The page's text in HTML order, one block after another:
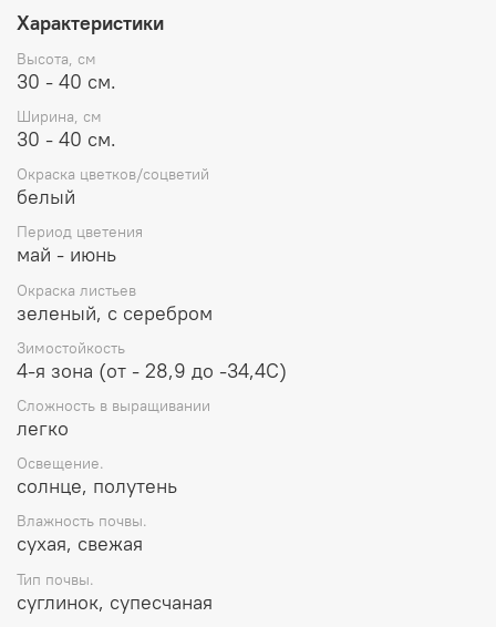
Характеристики
Высота, см
30 - 40 см.
Ширина, см
30 - 40 см.
Окраска цветков/соцветий
белый
Период цветения
май - июнь
Окраска листьев
зеленый, с серебром
Зимостойкость
4-я зона (от - 28,9 до -34,4С)
Сложность в выращивании
легко
Освещение.
солнце, полутень
Влажность почвы.
сухая, свежая
Тип почвы.
суглинок, супесчаная